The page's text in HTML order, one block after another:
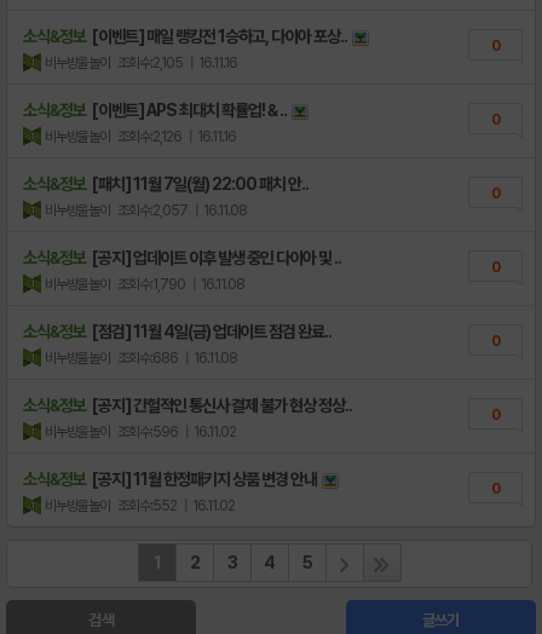
소식&정보 [이벤트] 매일 랭킹전 1승하고, 다이아 포상..
비누방울놀이 조회수:2,105 | 16.11.16
0
소식&정보 [이벤트] APS 최대치 확률업! & ..
비누방울놀이 조회수:2,126 | 16.11.16
0
소식&정보 [패치] 11월 7일(월) 22:00 패치 안..
비누방울놀이 조회수:2,057 | 16.11.08
0
소식&정보 [공지] 업데이트 이후 발생 중인 다이아 및 ..
비누방울놀이 조회수:1,790 | 16.11.08
0
소식&정보 [점검] 11월 4일(금) 업데이트 점검 완료..
비누방울놀이 조회수:686 | 16.11.08
0
소식&정보 [공지] 간헐적인 통신사 결제 불가 현상 정상..
비누방울놀이 조회수:596 | 16.11.02
0
소식&정보 [공지] 11월 한정패키지 상품 변경 안내
비누방울놀이 조회수:552 | 16.11.02
0
1 2 3 4 5
검색 글쓰기